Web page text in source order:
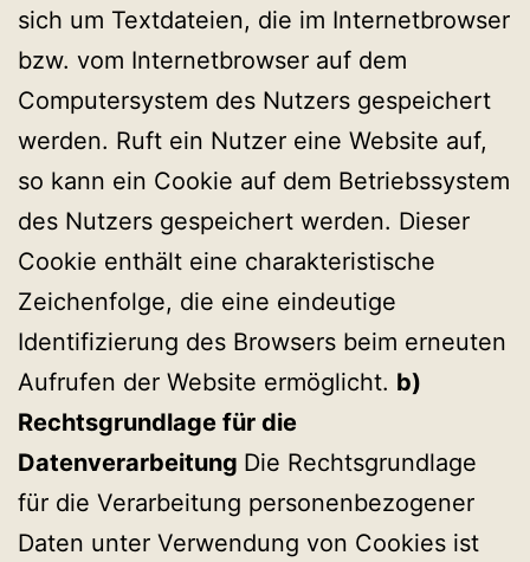
sich um Textdateien, die im Internetbrowser
bzw. vom Internetbrowser auf dem
Computersystem des Nutzers gespeichert
werden. Ruft ein Nutzer eine Website auf,
so kann ein Cookie auf dem Betriebssystem
des Nutzers gespeichert werden. Dieser
Cookie enthält eine charakteristische
Zeichenfolge, die eine eindeutige
Identifizierung des Browsers beim erneuten
Aufrufen der Website ermöglicht. b)
Rechtsgrundlage für die
Datenverarbeitung Die Rechtsgrundlage
für die Verarbeitung personenbezogener
Daten unter Verwendung von Cookies ist